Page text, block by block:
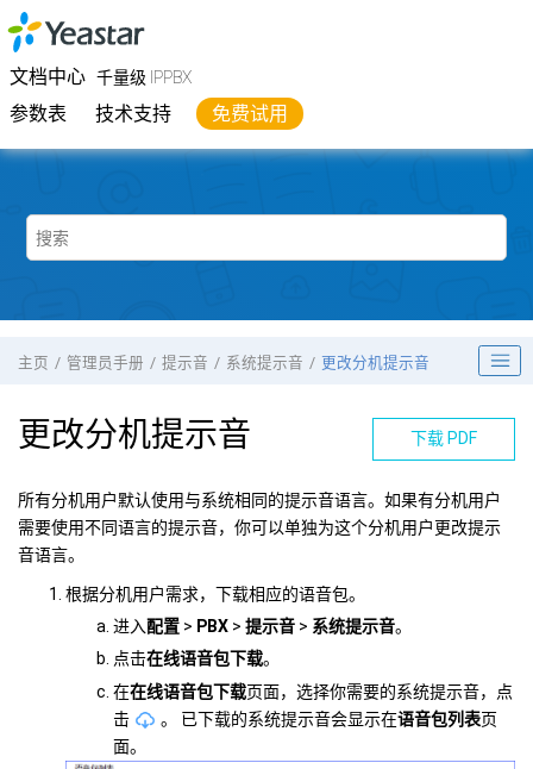
跳转到主要内容
文档中心 千量级 IPPBX
参数表 技术支持 免费试用
Yeastar千量级 IPPBX
主页 管理员手册 提示音 系统提示音 更改分机提示音
下载 PDF
更改分机提示音
所有分机用户默认使用与系统相同的提示音语言。如果有分机用户
需要使用不同语言的提示音，你可以单独为这个分机用户更改提示
音语言。
根据分机用户需求，下载相应的语音包。
进入配置 > PBX > 提示音 > 系统提示音。
点击在线语音包下载。
在在线语音包下载页面，选择你需要的系统提示音，点
击
。 已下载的系统提示音会显示在语音包列表页
面。